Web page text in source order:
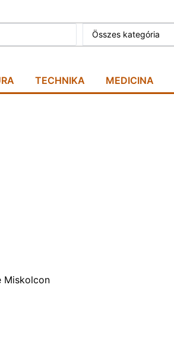
Összes kategória
TECHNIKA MEDICINA
Miskolcon